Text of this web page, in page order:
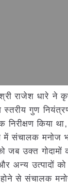
श्री राजेश धारे
गुण
किया
संचालक मनोज
जब उक्त
अन्य उत्पादों
से संचालक